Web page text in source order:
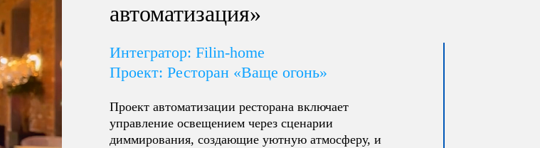
автоматизация»
Интегратор: Filin-home
Проект: Ресторан «Ваще огонь»
Проект автоматизации ресторана включает
управление освещением через сценарии
диммирования, создающие уютную атмосферу, и